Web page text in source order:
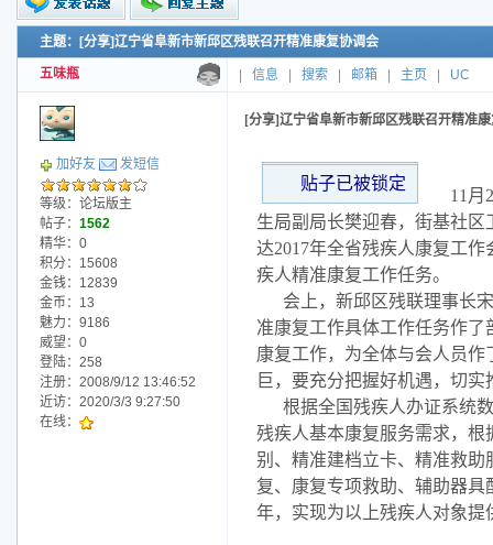
新的主题
投票帖
小字报
主题：[分享]辽宁省阜新市新邱区残联召开精准康复协调会
五味瓶 信息 搜索 邮箱 主页 UC
加好友 发短信
等级：论坛版主
帖子： 1562
精华：0
积分：15608
金钱：12839
金币：13
魅力：9186
威望：0
登陆：258
注册：2008/9/12 13:46:52
近访：2020/3/3 9:27:50
在线：
[分享]辽宁省阜新市新邱区残联召开精准
贴子已被锁定
11月
生局副局长樊迎春，街基社
达2017年全省残疾人康复工
疾人精准康复工作任务。
会上，新邱区残联理事长
准康复工作具体工作任务作
康复工作，为全体与会人员
巨，要充分把握好机遇，切
根据全国残疾人办证系统
残疾人基本康复服务需求，根
别、精准建档立卡、精准救
复、康复专项救助、辅助器
年，实现为以上残疾人对象提